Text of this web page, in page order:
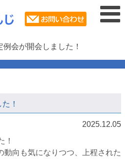
例会が開会しました！
！
2025.12.05
！
動向も気になりつつ、上程された